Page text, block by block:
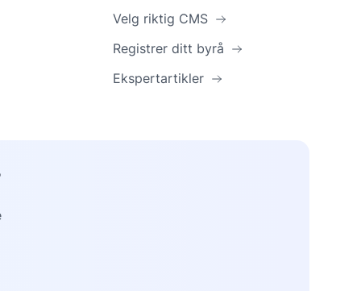
Velg riktig CMS
Registrer ditt byrå
Ekspertartikler